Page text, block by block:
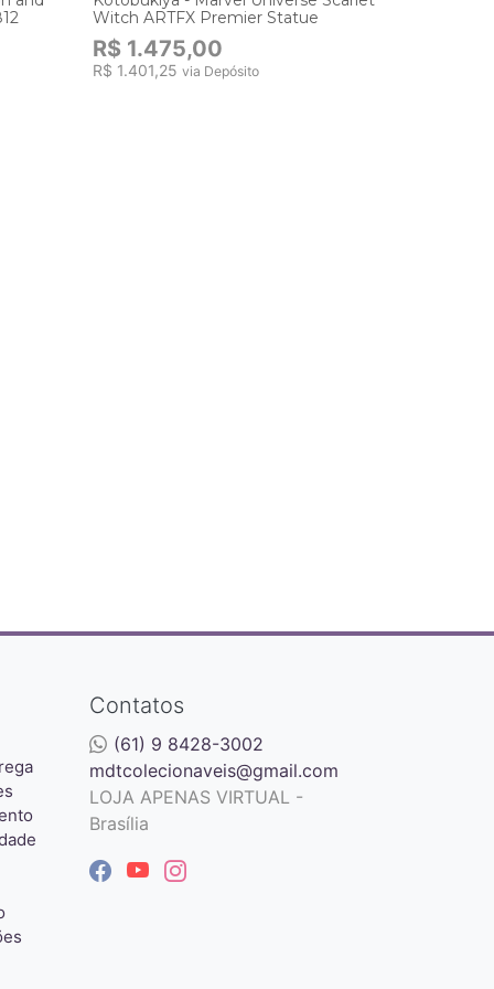
Witch ARTFX Premier Statue
R$ 1.475,00
R$ 1.401,25 via Depósito
Contatos
(61) 9 8428-3002
mdtcolecionaveis@gmail.com
LOJA APENAS VIRTUAL -
Brasília